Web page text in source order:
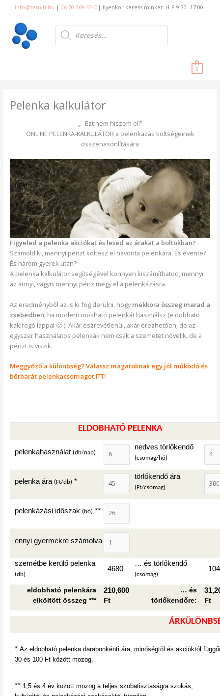
to
content
info@temiti.hu | 06 70 369 4340 | Ilyenkor keress minket: H-P 9:30 -17:00
Products
search
0
Pelenka kalkulátor
„– Ezt nem hiszem el!”
ONLINE PELENKA-KALKULÁTOR a pelenkázás költségeinek
összehasonlítására
Figyeled a pelenka akciókat és lesed az árakat a boltokban?
Számold ki, mennyi pénzt költesz el havonta pelenkára. És évente?
És három gyerek után?
A pelenka kalkulátor segítségével könnyen kiszámíthatod, mennyi
az annyi, vagyis mennyi pénz megy el a pelenkázásra.
Az eredményből az is ki fog derülni, hogymekkora összeg marad a
zsebedben, ha modern mosható pelenkát használsz (eldobható
kakifogó lappal 🙂 ). Akár észrevétlenül, akár érezhetően, de az
egyszer használatos pelenkák nem csak a szemetet növelik, de a
pénzt is viszik.
Meggyőző a különbség? Válassz magatoknak egy jól működő és
bőrbarát pelenkacsomagotITT!
ELDOBHATÓ PELENKA
pelenkahasználat (db/nap)
nedves törlőkendő
(csomag/hó)
pelenka ára (Ft/db) *
törlőkendő ára
(Ft/csomag)
pelenkázási időszak (hó) **
ennyi gyermekre számolva
szemétbe kerülő pelenka
(db)
4680
… és törlőkendő
(csomag)
104
eldobható pelenkára
elköltött összeg ***
210,600
Ft
… és
törlőkendőre:
Ft
* Az eldobható pelenka darabonkénti ára, minőségtől és akcióktól
30 és 100 Ft között mozog.
** 1,5 és 4 év között mozog a teljes szobatisztaságra szokás,